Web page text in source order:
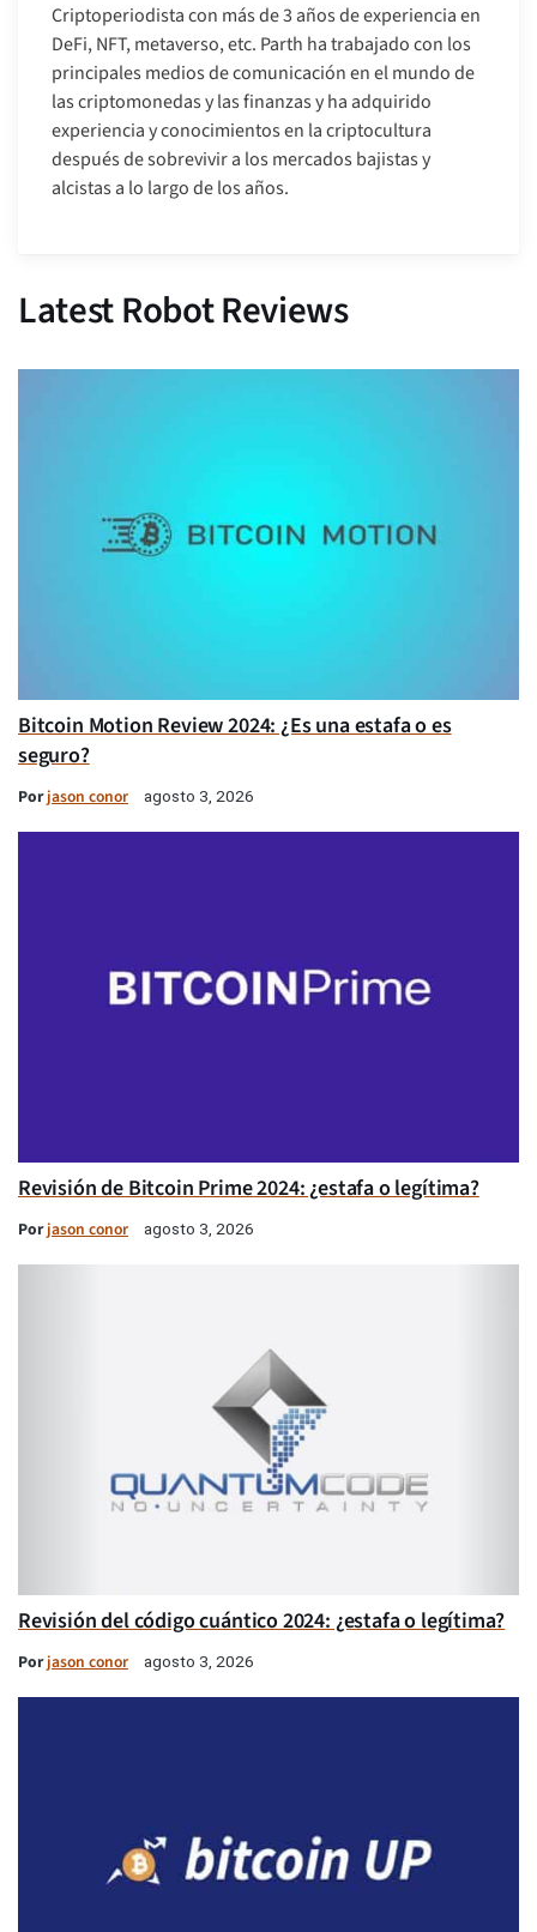
Criptoperiodista con más de 3 años de experiencia en
DeFi, NFT, metaverso, etc. Parth ha trabajado con los
principales medios de comunicación en el mundo de
las criptomonedas y las finanzas y ha adquirido
experiencia y conocimientos en la criptocultura
después de sobrevivir a los mercados bajistas y
alcistas a lo largo de los años.
Latest Robot Reviews
Bitcoin Motion Review 2024: ¿Es una estafa o es
seguro?
Porjason conor agosto 3, 2026
Revisión de Bitcoin Prime 2024: ¿estafa o legítima?
Porjason conor agosto 3, 2026
Revisión del código cuántico 2024: ¿estafa o legítima?
Porjason conor agosto 3, 2026